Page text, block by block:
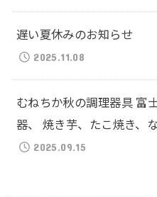
遅い夏休みのお知らせ
2025.11.08
むねちか秋の調理器具 富
器、 焼き芋、たこ焼き、
2025.09.15